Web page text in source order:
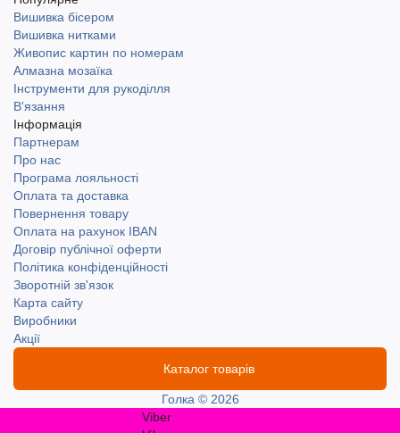
Вишивка бісером
Вишивка нитками
Живопис картин по номерам
Алмазна мозаїка
Інструменти для рукоділля
В'язання
Інформація
Партнерам
Про нас
Програма лояльності
Оплата та доставка
Повернення товару
Оплата на рахунок IBAN
Договір публічної оферти
Політика конфіденційності
Зворотній зв'язок
Карта сайту
Виробники
Акції
Каталог товарів
Голка © 2026
Viber